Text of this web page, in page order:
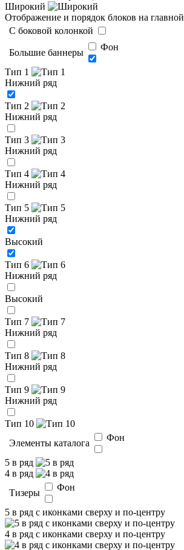
Широкий
Отображение и порядок блоков на главной
C боковой колонкой
Большие баннеры
Фон
Тип 1
Нижний ряд
Тип 2
Нижний ряд
Тип 3
Нижний ряд
Тип 4
Нижний ряд
Тип 5
Нижний ряд
Высокий
Тип 6
Нижний ряд
Высокий
Тип 7
Нижний ряд
Тип 8
Нижний ряд
Тип 9
Нижний ряд
Тип 10
Элементы каталога
Фон
5 в ряд
4 в ряд
Тизеры
Фон
5 в ряд с иконками сверху и по-центру
4 в ряд с иконками сверху и по-центру